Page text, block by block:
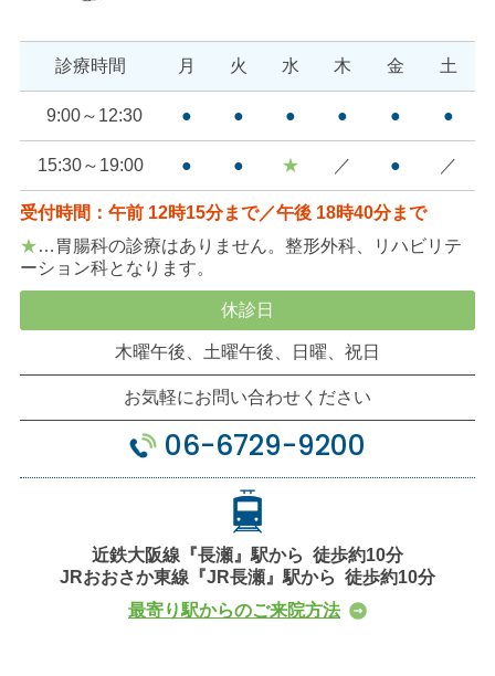
診療時間 月 火 水 木 金 土
9:00～12:30 ● ● ● ● ● ●
15:30～19:00 ● ● ★ ／ ● ／
受付時間：午前 12時15分まで／午後 18時40分まで
★…胃腸科の診療はありません。整形外科、リハビリテ
ーション科となります。
休診日
木曜午後、土曜午後、日曜、祝日
お気軽にお問い合わせください
06-6729-9200
近鉄大阪線 『長瀬』駅から 徒歩約10分
JRおおさか東線 『JR長瀬』駅から 徒歩約10分
最寄り駅からのご来院方法